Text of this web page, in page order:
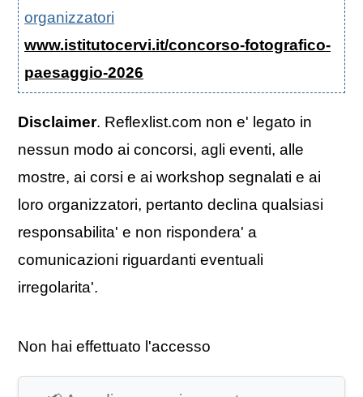
organizzatori
www.istitutocervi.it/concorso-fotografico-
paesaggio-2026
Disclaimer. Reflexlist.com non e' legato in
nessun modo ai concorsi, agli eventi, alle
mostre, ai corsi e ai workshop segnalati e ai
loro organizzatori, pertanto declina qualsiasi
responsabilita' e non rispondera' a
comunicazioni riguardanti eventuali
irregolarita'.
Non hai effettuato l'accesso